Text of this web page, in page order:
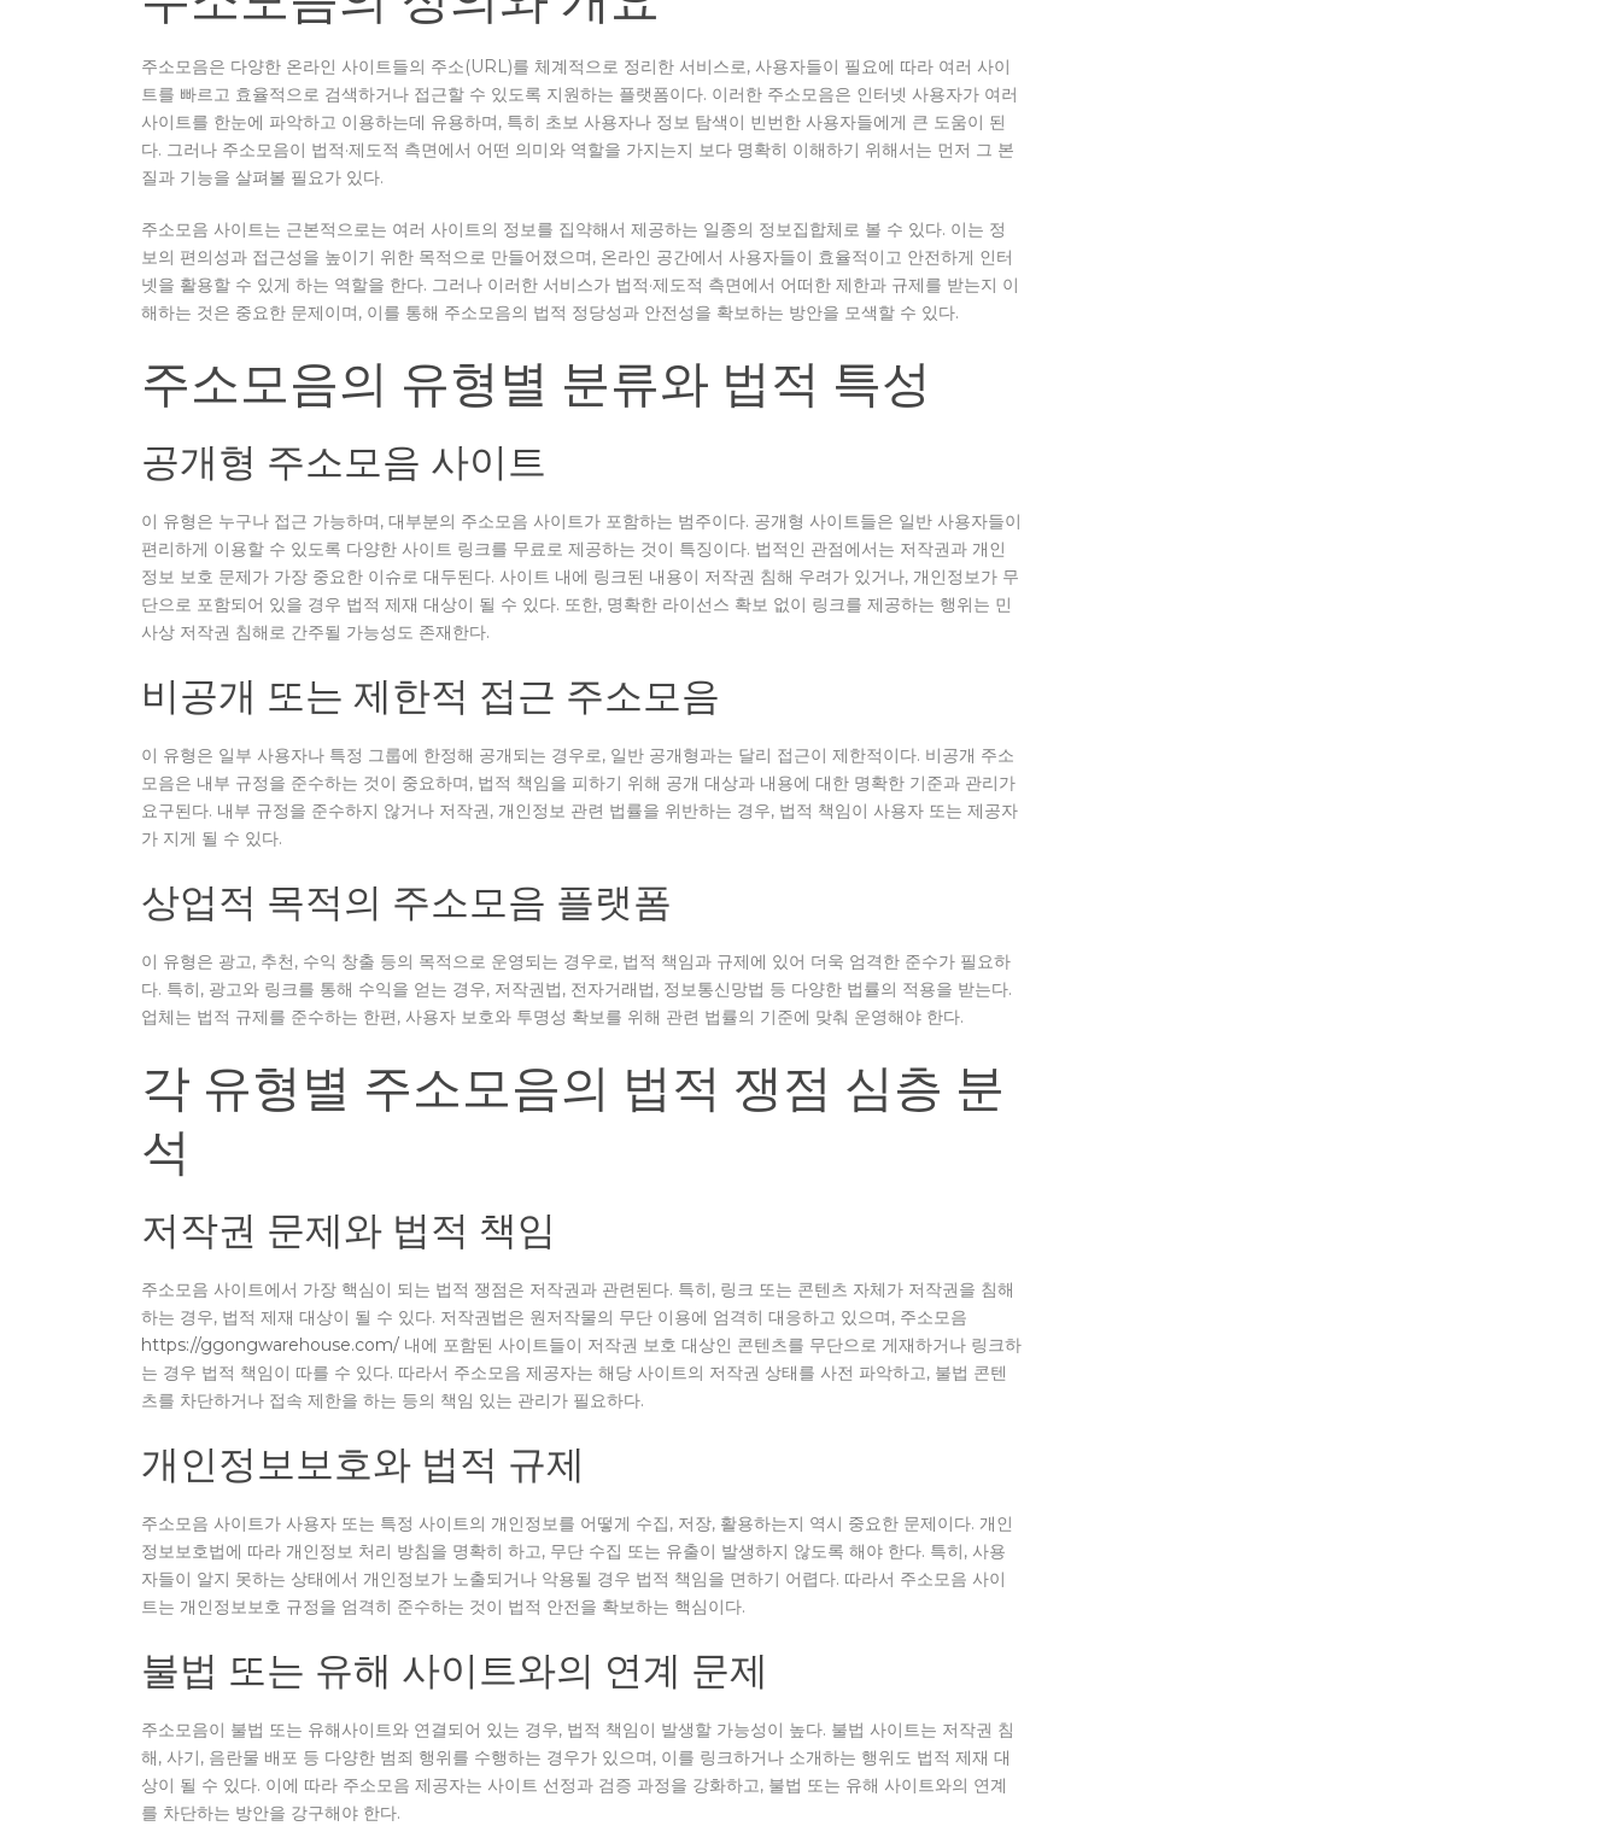
주소모음은 다양한 온라인 사이트들의 주소(URL)를 체계적으로 정리한 서비스로, 사용자들이 필요에 따라 여러 사이
트를 빠르고 효율적으로 검색하거나 접근할 수 있도록 지원하는 플랫폼이다. 이러한 주소모음은 인터넷 사용자가 여러
사이트를 한눈에 파악하고 이용하는데 유용하며, 특히 초보 사용자나 정보 탐색이 빈번한 사용자들에게 큰 도움이 된
다. 그러나 주소모음이 법적·제도적 측면에서 어떤 의미와 역할을 가지는지 보다 명확히 이해하기 위해서는 먼저 그 본
질과 기능을 살펴볼 필요가 있다.
주소모음 사이트는 근본적으로는 여러 사이트의 정보를 집약해서 제공하는 일종의 정보집합체로 볼 수 있다. 이는 정
보의 편의성과 접근성을 높이기 위한 목적으로 만들어졌으며, 온라인 공간에서 사용자들이 효율적이고 안전하게 인터
넷을 활용할 수 있게 하는 역할을 한다. 그러나 이러한 서비스가 법적·제도적 측면에서 어떠한 제한과 규제를 받는지 이
해하는 것은 중요한 문제이며, 이를 통해 주소모음의 법적 정당성과 안전성을 확보하는 방안을 모색할 수 있다.
주소모음의 유형별 분류와 법적 특성
공개형 주소모음 사이트
이 유형은 누구나 접근 가능하며, 대부분의 주소모음 사이트가 포함하는 범주이다. 공개형 사이트들은 일반 사용자들이
편리하게 이용할 수 있도록 다양한 사이트 링크를 무료로 제공하는 것이 특징이다. 법적인 관점에서는 저작권과 개인
정보 보호 문제가 가장 중요한 이슈로 대두된다. 사이트 내에 링크된 내용이 저작권 침해 우려가 있거나, 개인정보가 무
단으로 포함되어 있을 경우 법적 제재 대상이 될 수 있다. 또한, 명확한 라이선스 확보 없이 링크를 제공하는 행위는 민
사상 저작권 침해로 간주될 가능성도 존재한다.
비공개 또는 제한적 접근 주소모음
이 유형은 일부 사용자나 특정 그룹에 한정해 공개되는 경우로, 일반 공개형과는 달리 접근이 제한적이다. 비공개 주소
모음은 내부 규정을 준수하는 것이 중요하며, 법적 책임을 피하기 위해 공개 대상과 내용에 대한 명확한 기준과 관리가
요구된다. 내부 규정을 준수하지 않거나 저작권, 개인정보 관련 법률을 위반하는 경우, 법적 책임이 사용자 또는 제공자
가 지게 될 수 있다.
상업적 목적의 주소모음 플랫폼
이 유형은 광고, 추천, 수익 창출 등의 목적으로 운영되는 경우로, 법적 책임과 규제에 있어 더욱 엄격한 준수가 필요하
다. 특히, 광고와 링크를 통해 수익을 얻는 경우, 저작권법, 전자거래법, 정보통신망법 등 다양한 법률의 적용을 받는다.
업체는 법적 규제를 준수하는 한편, 사용자 보호와 투명성 확보를 위해 관련 법률의 기준에 맞춰 운영해야 한다.
각 유형별 주소모음의 법적 쟁점 심층 분
석
저작권 문제와 법적 책임
주소모음 사이트에서 가장 핵심이 되는 법적 쟁점은 저작권과 관련된다. 특히, 링크 또는 콘텐츠 자체가 저작권을 침해
하는 경우, 법적 제재 대상이 될 수 있다. 저작권법은 원저작물의 무단 이용에 엄격히 대응하고 있으며, 주소모음
https://ggongwarehouse.com/ 내에 포함된 사이트들이 저작권 보호 대상인 콘텐츠를 무단으로 게재하거나 링크하
는 경우 법적 책임이 따를 수 있다. 따라서 주소모음 제공자는 해당 사이트의 저작권 상태를 사전 파악하고, 불법 콘텐
츠를 차단하거나 접속 제한을 하는 등의 책임 있는 관리가 필요하다.
개인정보보호와 법적 규제
주소모음 사이트가 사용자 또는 특정 사이트의 개인정보를 어떻게 수집, 저장, 활용하는지 역시 중요한 문제이다. 개인
정보보호법에 따라 개인정보 처리 방침을 명확히 하고, 무단 수집 또는 유출이 발생하지 않도록 해야 한다. 특히, 사용
자들이 알지 못하는 상태에서 개인정보가 노출되거나 악용될 경우 법적 책임을 면하기 어렵다. 따라서 주소모음 사이
트는 개인정보보호 규정을 엄격히 준수하는 것이 법적 안전을 확보하는 핵심이다.
불법 또는 유해 사이트와의 연계 문제
주소모음이 불법 또는 유해사이트와 연결되어 있는 경우, 법적 책임이 발생할 가능성이 높다. 불법 사이트는 저작권 침
해, 사기, 음란물 배포 등 다양한 범죄 행위를 수행하는 경우가 있으며, 이를 링크하거나 소개하는 행위도 법적 제재 대
상이 될 수 있다. 이에 따라 주소모음 제공자는 사이트 선정과 검증 과정을 강화하고, 불법 또는 유해 사이트와의 연계
를 차단하는 방안을 강구해야 한다.